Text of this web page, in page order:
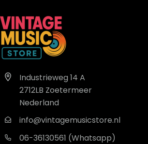
Industrieweg 14 A
2712LB Zoetermeer
Nederland
info@vintagemusicstore.nl
06-36130561 (Whatsapp)